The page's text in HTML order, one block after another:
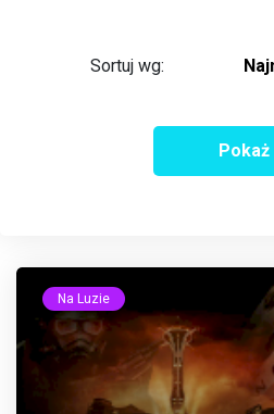
Sortuj wg:
Pokaż
Na Luzie